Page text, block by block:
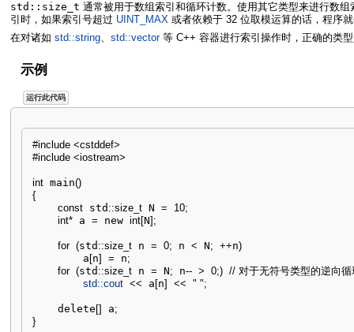
std::size_t 通常被用于数组索引和循环计数。使用其它类型来进行数
引时，如果索引号超过 UINT_MAX或者依赖于 32 位取模运算的话，程序
在对诸如 std::string、 std::vector等 C++ 容器进行索引操作时，正确的类
示例
运行此代码
#include <cstddef>
#include <iostream>
int main()
{
const std ::size_t N = 10;
int* a = new int[N] ;
for (std ::size_t n = 0; n < N; ++n)
        a
[n] = n;
for (std ::size_t n = N; n-- > 0;) // 对于无符号类型的逆向循
std::cout << a [n] << " ";
    delete
[] a;
}